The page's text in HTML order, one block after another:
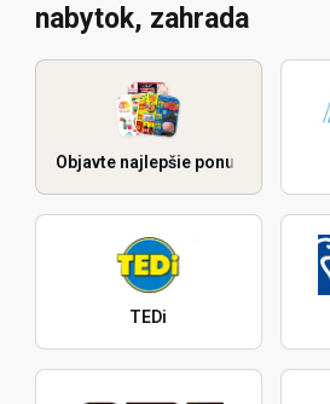
nabytok, zahrada
Objavte najlepšie ponuky
TEDi